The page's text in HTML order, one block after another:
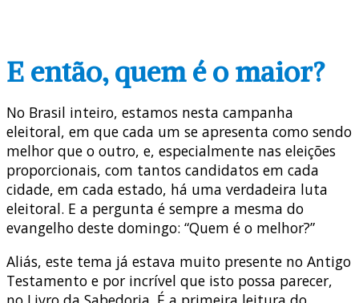
E então, quem é o maior?
No Brasil inteiro, estamos nesta campanha
eleitoral, em que cada um se apresenta como sendo
melhor que o outro, e, especialmente nas eleições
proporcionais, com tantos candidatos em cada
cidade, em cada estado, há uma verdadeira luta
eleitoral. E a pergunta é sempre a mesma do
evangelho deste domingo: “Quem é o melhor?”
Aliás, este tema já estava muito presente no Antigo
Testamento e por incrível que isto possa parecer,